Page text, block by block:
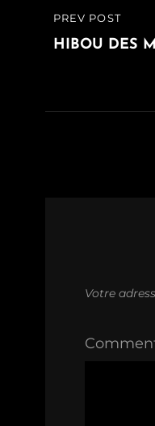
Navigation
de
PREVIOUS
POST
PREV POST
HIBOU DES
Votre